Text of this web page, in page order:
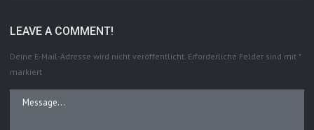
LEAVE A COMMENT!
Deine E-Mail-Adresse wird nicht veröffentlicht. Erforderliche Felder sind mit *
markiert